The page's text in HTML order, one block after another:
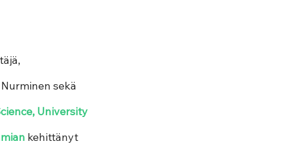
sekä
University
kehittänyt